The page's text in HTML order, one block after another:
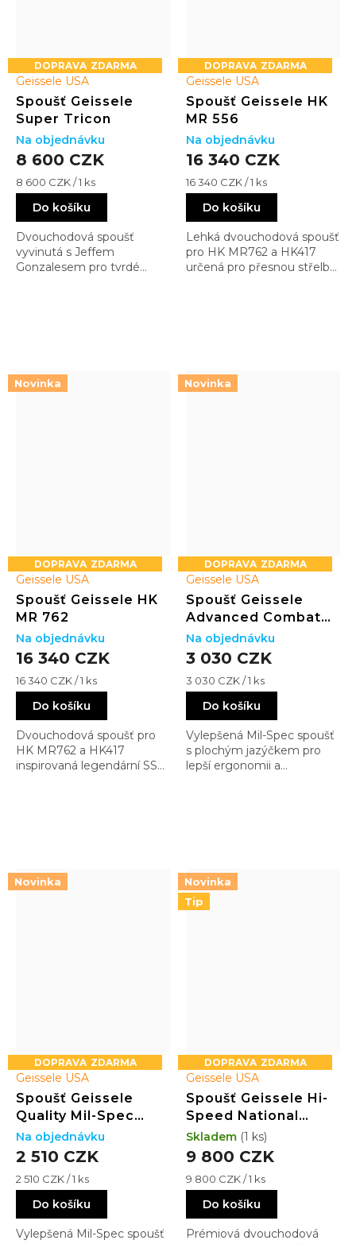
ZDARMA
Geissele USA
Spoušť Geissele
Super Tricon
8 600 CZK
Měrná
cena:
8 600 CZK / 1 ks
Do košíku
Dvouchodová spoušť
vyvinutá s Jeffem
Gonzalesem pro tvrdé
Na objednávku
ZDARMA
Geissele USA
Spoušť Geissele HK
MR 556
16 340 CZK
Měrná
cena:
16 340 CZK / 1 ks
Do košíku
Lehká dvouchodová spoušť
pro HK MR762 a HK417
určená pro přesnou střelbu.
Na objednávku
Novinka
ZDARMA
Geissele USA
Spoušť Geissele HK
MR 762
16 340 CZK
Měrná
cena:
16 340 CZK / 1 ks
Do košíku
Dvouchodová spoušť pro
HK MR762 a HK417
inspirovaná legendární SSA.
Na objednávku
Novinka
ZDARMA
Geissele USA
Spoušť Geissele
Advanced Combat
(ACT)
3 030 CZK
Měrná
cena:
3 030 CZK / 1 ks
Do košíku
Vylepšená Mil-Spec spoušť
s plochým jazýčkem pro
lepší ergonomii a
Na objednávku
Novinka
ZDARMA
Geissele USA
Spoušť Geissele
Quality Mil-Spec
(QMS)
2 510 CZK
Měrná
cena:
2 510 CZK / 1 ks
Do košíku
Vylepšená Mil-Spec spoušť
Na objednávku
Novinka
Tip
ZDARMA
Geissele USA
Spoušť Geissele Hi-
Speed National
Match
9 800 CZK
Měrná
cena:
9 800 CZK / 1 ks
Do košíku
Prémiová dvouchodová
Skladem (1 ks)